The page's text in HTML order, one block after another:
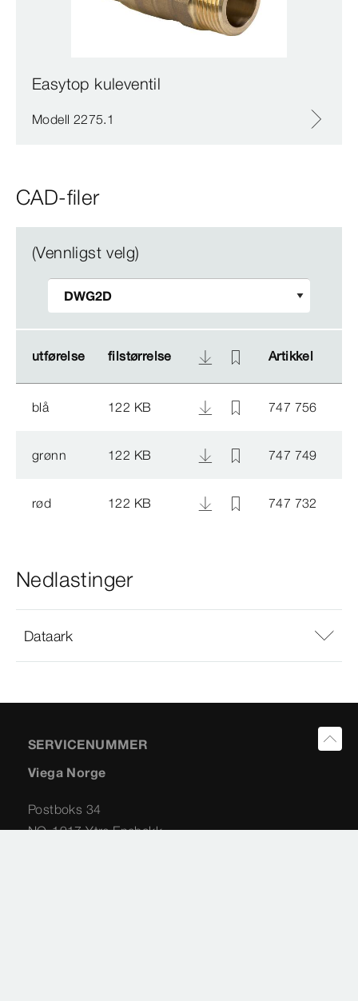
Easytop kuleventil
Modell 2275.1
CAD-filer
(Vennligst velg)
utførelse filstørrelse Artikkel
utførelse filstørrelse Artikkel
blå 122 KB 747 756
grønn 122 KB 747 749
rød 122 KB 747 732
Nedlastinger
Dataark
SERVICENUMMER
Viega Norge
Postboks 34
NO-1917 Ytre Enebakk